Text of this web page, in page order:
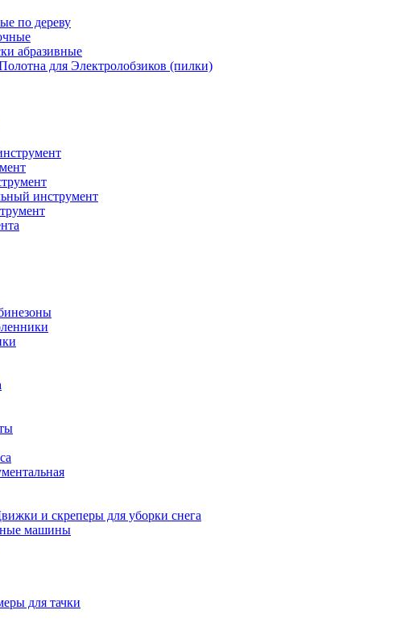
по дереву
абразивные
для Электролобзиков (пилки)
инструмент
и скреперы для уборки снега
машины
для тачки